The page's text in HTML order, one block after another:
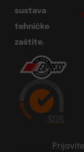
sustava
tehničke
zaštite.